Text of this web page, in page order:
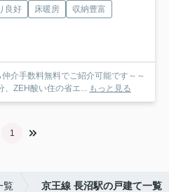
良好 床暖房
収納豊富
介手数料無料でご紹介可能です～～
ZEH酸い住の省エ...
もっと見る
1
覧 京王線 長沼駅の戸建て一覧